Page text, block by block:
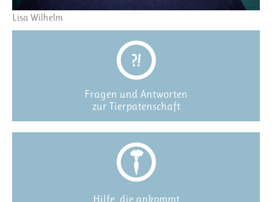
Lisa Wilhelm
Fragen und Antworten
zur Tierpatenschaft
Hilfe, die ankommt